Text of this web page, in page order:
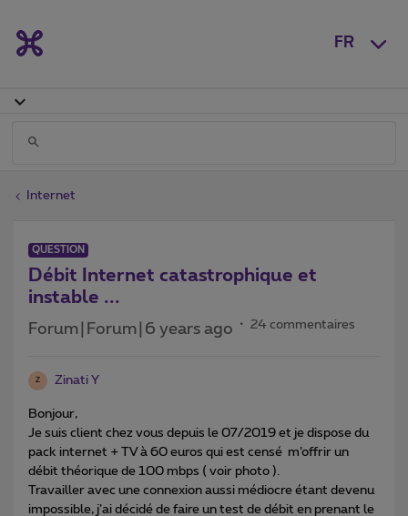
FR
Internet
QUESTION
Débit Internet catastrophique et
instable ...
Forum|Forum|6 years ago 24 commentaires
Z Zinati Y
Bonjour,
Je suis client chez vous depuis le 07/2019 et je dispose du
pack internet + TV à 60 euros qui est censé m’offrir un
débit théorique de 100 mbps ( voir photo ).
Travailler avec une connexion aussi médiocre étant devenu
impossible, j’ai décidé de faire un test de débit en prenant le